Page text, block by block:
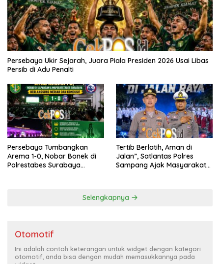
Persebaya Ukir Sejarah, Juara Piala Presiden 2026 Usai Libas
Persib di Adu Penalti
Persebaya Tumbangkan
Arema 1-0, Nobar Bonek di
Polrestabes Surabaya
Tertib Berlatih, Aman di
Jalan”, Satlantas Polres
Sampang Ajak Masyarakat
Selengkapnya
Otomotif
Ini adalah contoh keterangan untuk widget dengan kategori
otomotif, anda bisa dengan mudah memasukkannya pada